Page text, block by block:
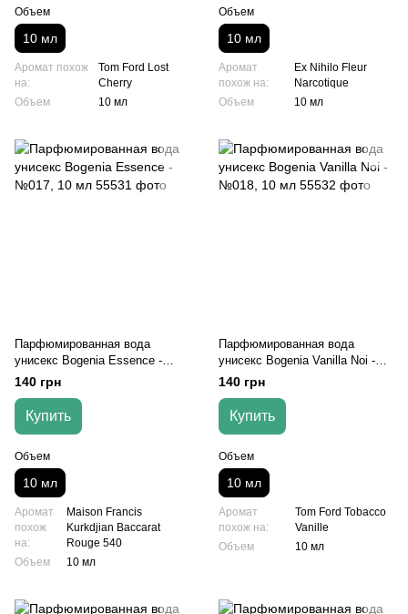
Объем
10 мл
Аромат похож
на:
Tom Ford Lost
Cherry
Объем
10 мл
Объем
10 мл
Аромат
похож на:
Ex Nihilo Fleur
Narcotique
Объем
10 мл
Парфюмированная вода
унисекс Bogenia Essence -
№017, 10 мл
140 грн
Купить
Объем
10 мл
Аромат
похож
на:
Maison Francis
Kurkdjian Baccarat
Rouge 540
Объем
10 мл
Парфюмированная вода
унисекс Bogenia Vanilla Noi -
№018, 10 мл
140 грн
Купить
Объем
10 мл
Аромат
похож на:
Tom Ford Tobacco
Vanille
Объем
10 мл